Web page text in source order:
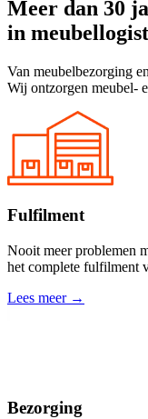
Meer dan 30
in
Van meubelbezorging
Wij ontzorgen meubel-
Fulfilment
Nooit meer problemen
het complete fulfilment
Lees meer →
Bezorging